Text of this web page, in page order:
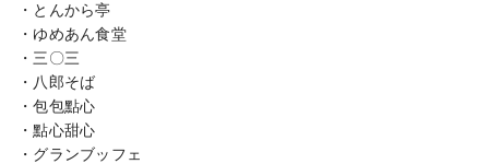
・とんから亭
・ゆめあん食堂
・三〇三
・八郎そば
・包包點心
・點心甜心
・グランブッフェ